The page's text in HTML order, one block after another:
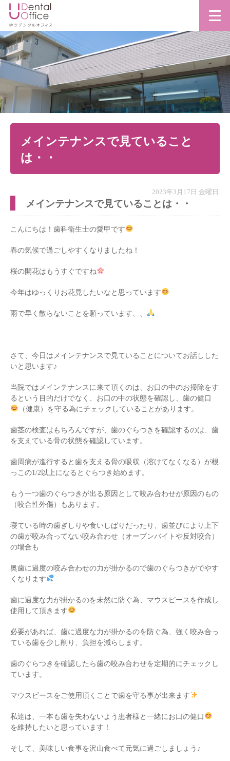
メインテナンスで見ていること
は・・
2023年3月17日 金曜日
メインテナンスで見ていることは・・
こんにちは！歯科衛生士の愛甲です
春の気候で過ごしやすくなりましたね！
桜の開花はもうすぐですね
今年はゆっくりお花見したいなと思っています
雨で早く散らないことを願っています、、
さて、今日はメインテナンスで見ていることについてお話しした
いと思います♪
当院ではメインテナンスに来て頂くのは、お口の中のお掃除をす
るという目的だけでなく、お口の中の状態を確認し、歯の健口
（健康）を守る為にチェックしていることがあります。
歯茎の検査はもちろんですが、歯のぐらつきを確認するのは、歯
を支えている骨の状態を確認しています。
歯周病が進行すると歯を支える骨の吸収（溶けてなくなる）が根
っこの1/2以上になるとぐらつき始めます。
もう一つ歯のぐらつきが出る原因として咬み合わせが原因のもの
（咬合性外傷）もあります。
寝ている時の歯ぎしりや食いしばりだったり、歯並びにより上下
の歯が咬み合ってない咬み合わせ（オープンバイトや反対咬合）
の場合も
奥歯に過度の咬み合わせの力が掛かるので歯のぐらつきがでやす
くなります
歯に過度な力が掛かるのを未然に防ぐ為、マウスピースを作成し
使用して頂きます
必要があれば、歯に過度な力が掛かるのを防ぐ為、強く咬み合っ
ている歯を少し削り、負担を減らします。
歯のぐらつきを確認したら歯の咬み合わせを定期的にチェックし
ています。
マウスピースをご使用頂くことで歯を守る事が出来ます
私達は、一本も歯を失わないよう患者様と一緒にお口の健口
を維持したいと思っています！
そして、美味しい食事を沢山食べて元気に過ごしましょう♪